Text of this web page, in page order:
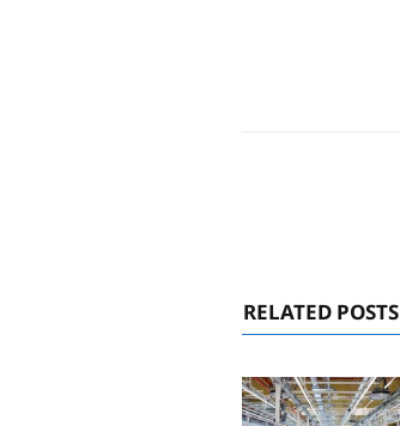
RELATED POSTS